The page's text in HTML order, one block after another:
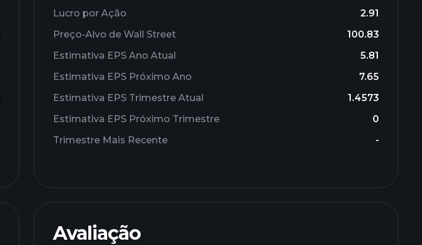
Lucro por Ação
2.91
Preço-Alvo de Wall Street
100.83
Estimativa EPS Ano Atual
5.81
Estimativa EPS Próximo Ano
7.65
Estimativa EPS Trimestre Atual
1.4573
Estimativa EPS Próximo Trimestre
0
Trimestre Mais Recente
-
Avaliação